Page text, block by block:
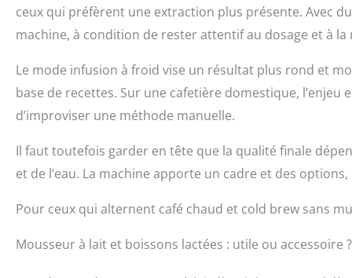
ceux qui préfèrent une extraction plus présente. Avec
machine, à condition de rester attentif au dosage et à la
Le mode infusion à froid vise un résultat plus rond et
base de recettes. Sur une cafetière domestique,
d’improviser une méthode manuelle.
Il faut toutefois garder en tête que la qualité finale
et de l’eau. La machine apporte un cadre et des
Pour ceux qui alternent café chaud et cold brew sans
Mousseur à lait et boissons lactées : utile ou accessoire ?